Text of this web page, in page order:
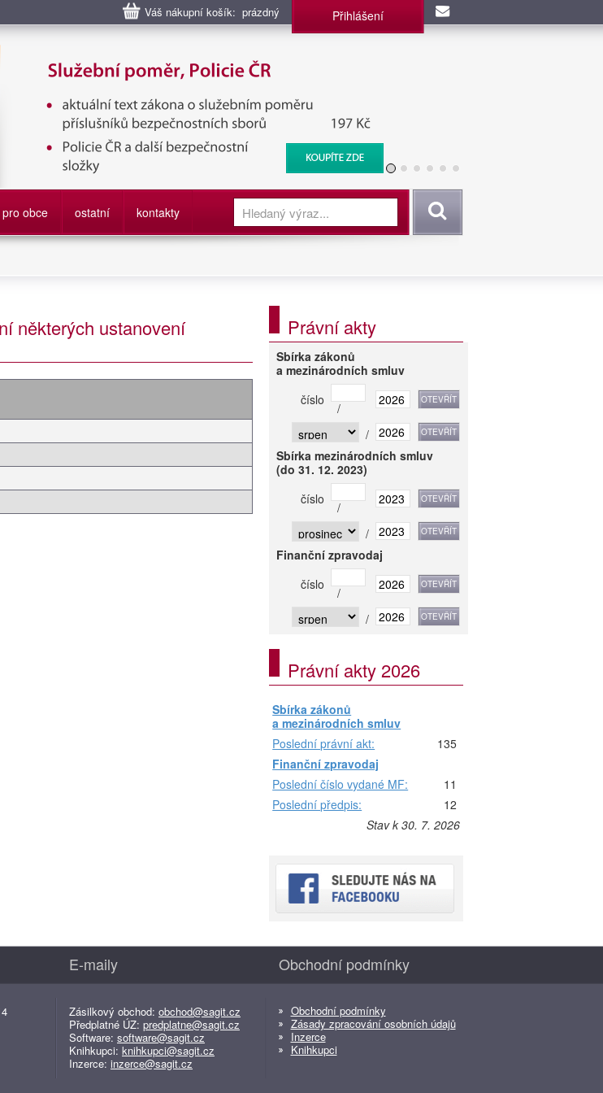
Váš nákupní košík: prázdný Přihlášení
sborů, Policie ČR, Vězeňská služba, BIS, Zpravodajské
služby
pro obce ostatní kontakty Vyhledat
některých ustanovení Právní akty
Sbírka zákonů
a mezinárodních smluv
číslo
/
/
Sbírka mezinárodních smluv
(do 31. 12. 2023)
číslo
/
/
Finanční zpravodaj
číslo
/
/
Právní akty 2026
Sbírka zákonů
a mezinárodních smluv
Poslední právní akt:
135
Finanční zpravodaj
Poslední číslo vydané MF:
11
Poslední předpis:
12
Stav k 30. 7. 2026
E-maily
Zásilkový obchod: obchod@sagit.cz
Předplatné ÚZ: predplatne@sagit.cz
Software: software@sagit.cz
Knihkupci: knihkupci@sagit.cz
Inzerce: inzerce@sagit.cz
Obchodní podmínky
Obchodní podmínky
Zásady zpracování osobních údajů
Inzerce
Knihkupci